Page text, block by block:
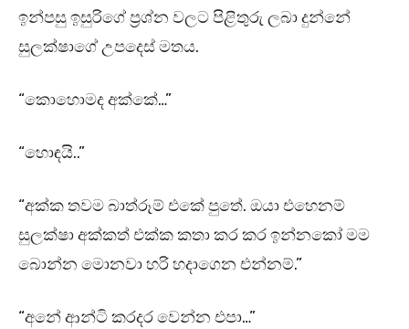
ඉන්පසු ඉසුරිගේ ප්‍රශ්න වලට පිළිතුරු ලබා දුන්නේ
සුලක්ෂාගේ උපදෙස් මතය.
“කොහොමද අක්කේ…”
“හොඳයි..”
“අක්ක තවම බාත්රූම් එකේ පුතේ. ඔයා එහෙනම්
සුලක්ෂා අක්කත් එක්ක කතා කර කර ඉන්නකෝ මම
බොන්න මොනවා හරි හදාගෙන එන්නම්.”
“අනේ ආන්ටි කරදර වෙන්න එපා…”